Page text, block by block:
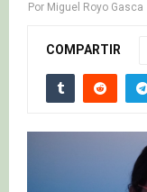
Por Miguel Royo Gasca
COMPARTIR